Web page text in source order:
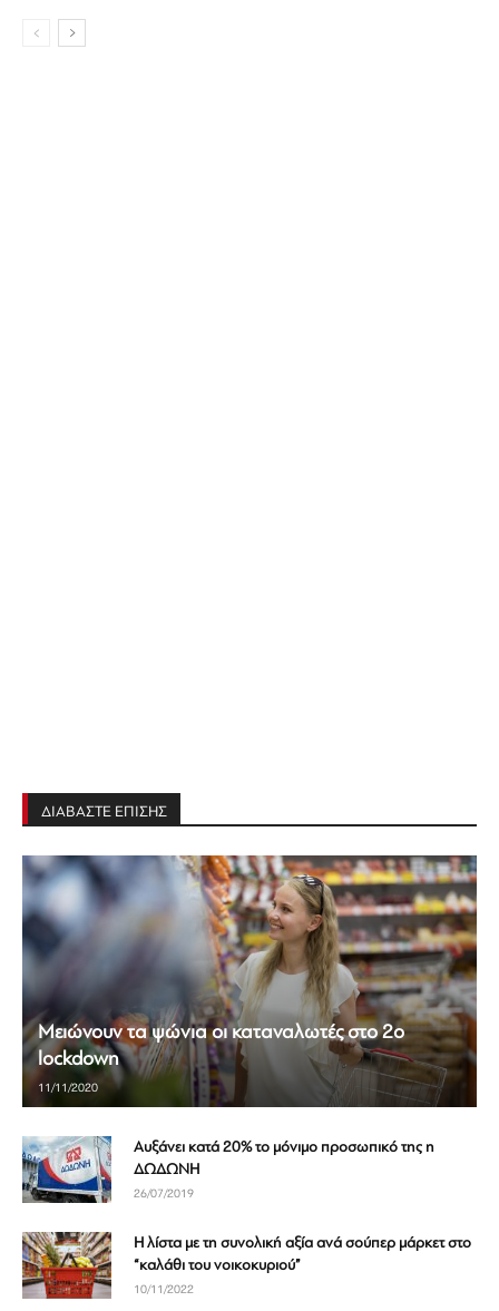
ΔΙΑΒΑΣΤΕ ΕΠΙΣΗΣ
Μειώνουν τα ψώνια οι καταναλωτές στο 2ο
lockdown
11/11/2020
Αυξάνει κατά 20% το μόνιμο προσωπικό της η
ΔΩΔΩΝΗ
26/07/2019
H λίστα με τη συνολική αξία ανά σούπερ μάρκετ στο
“καλάθι του νοικοκυριού”
10/11/2022